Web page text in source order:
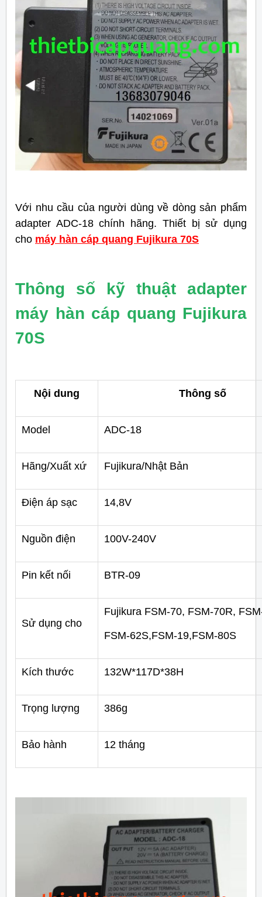
Với nhu cầu của người dùng về dòng sản phẩm
adapter ADC-18 chính hãng. Thiết bị sử dụng
cho máy hàn cáp quang Fujikura 70S
Thông số kỹ thuật adapter
máy hàn cáp quang Fujikura
70S
Nội dung Thông số
Model ADC-18
Hãng/Xuất xứ Fujikura/Nhật Bản
Điện áp sạc 14,8V
Nguồn điện 100V-240V
Pin kết nối BTR-09
Sử dụng cho
Fujikura FSM-70, FSM-70R,
FSM-62S,FSM-19,FSM-80S
Kích thước 132W*117D*38H
Trọng lượng 386g
Bảo hành 12 tháng